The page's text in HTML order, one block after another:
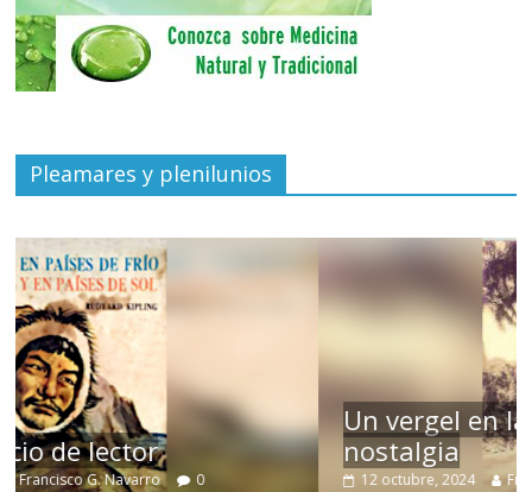
Pleamares y plenilunios
Un vergel en las nieblas de la
nostalgia
12 octubre, 2024 Francisco G. Navarro 0